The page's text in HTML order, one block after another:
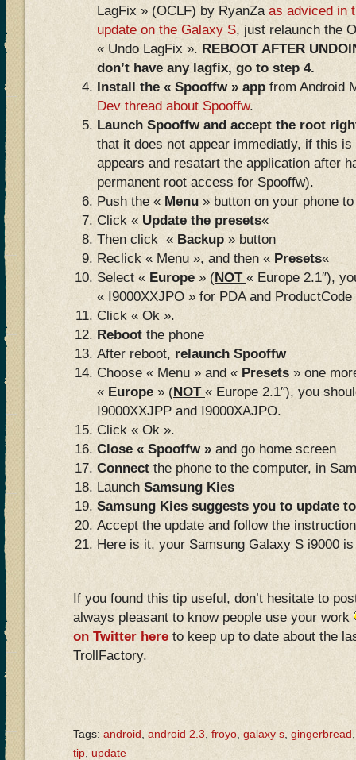
LagFix » (OCLF) by RyanZa as adviced in
update on the Galaxy S, just relaunch the
« Undo LagFix ». REBOOT AFTER
don’t have any lagfix, go to step 4.
Install the « Spooffw » app from Android
Dev thread about Spooffw.
Launch Spooffw and accept the root
that it does not appear immediatly, if this
appears and resatart the application after
permanent root access for Spooffw).
Push the « Menu » button on your phone
Click « Update the presets«
Then click « Backup » button
Reclick « Menu », and then « Presets«
Select « Europe » (NOT « Europe 2.1″),
« I9000XXJPO » for PDA and
Click « Ok ».
Reboot the phone
After reboot, relaunch Spooffw
Choose « Menu » and « Presets » one
« Europe » (NOT « Europe 2.1″), you
I9000XXJPP and I9000XAJPO.
Click « Ok ».
Close « Spooffw » and go home screen
Connect the phone to the computer, in
Launch Samsung Kies
Samsung Kies suggests you to update
Accept the update and follow the
Here is it, your Samsung Galaxy S i9000
If you found this tip useful, don’t hesitate to
always pleasant to know people use your work
on Twitter here to keep up to date about the
TrollFactory.
Tags: android android 2.3 froyo galaxy s gingerbread
tip update